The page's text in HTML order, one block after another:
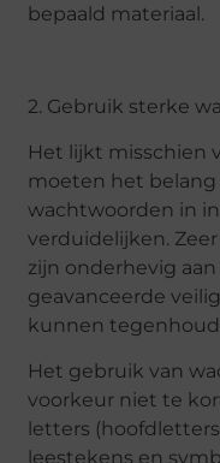
bepaald materiaal.
2. Gebruik sterke
Het lijkt misschien
moeten het
wachtwoorden in
verduidelijken.
zijn onderhevig
geavanceerde
kunnen
Het gebruik van
voorkeur niet te
letters
leestekens en